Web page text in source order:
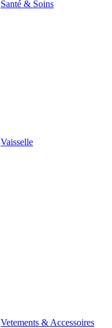
Santé & Soins
Vaisselle
Vetements & Accessoires